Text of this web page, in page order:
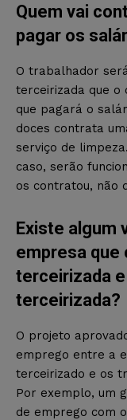
Quem vai
pagar os
O trabalhador
terceirizada que o
que pagará o
doces contrata
serviço de
caso, serão
os contratou, não
Existe algum
empresa que
terceirizada
terceirizada?
O projeto
emprego entre a
terceirizado e os
Por exemplo, um
de emprego com